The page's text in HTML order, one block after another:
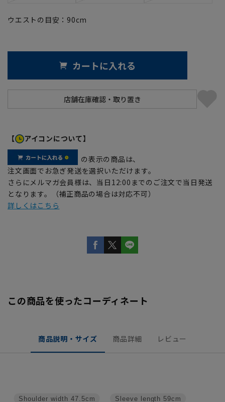
ウエストの目安： 90cm
カートに入れる
【 アイコンについて】
の表示の商品は、
注文画面でお急ぎ発送を選択いただけます。
さらにメルマガ会員様は、当日12:00までのご注文で当日発送
となります。（補正商品の場合は対応不可）
詳しくはこちら
この商品を使ったコーディネート
商品説明・サイズ 商品詳細 レビュー
Sleeve length 59cm
Shoulder width 47.5cm